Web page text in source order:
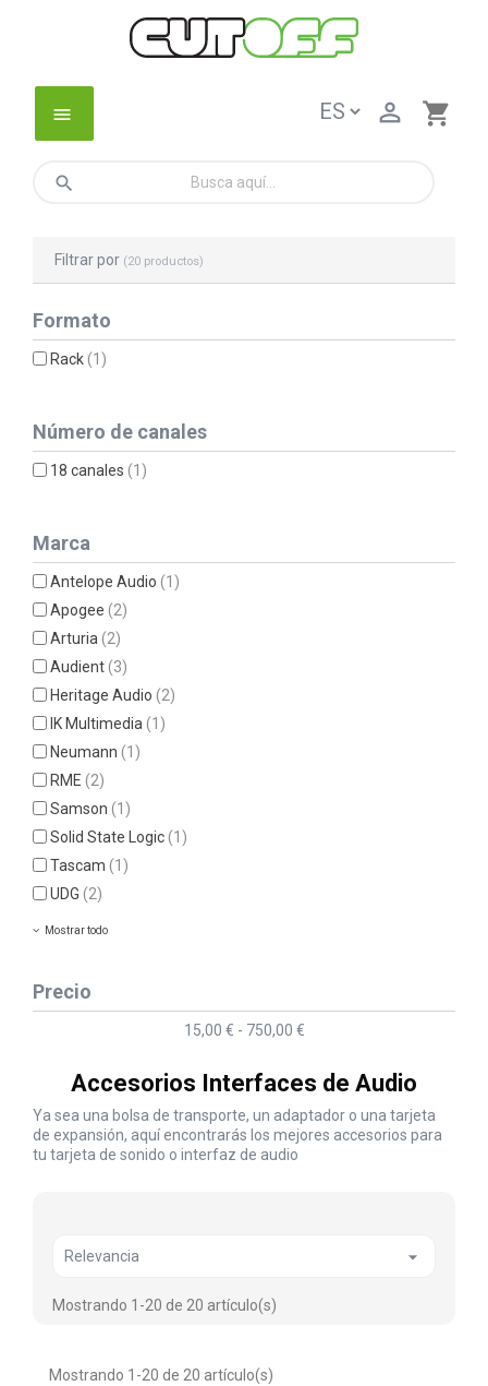
menu shopping_cart

search
Filtrar por (20 productos)
Formato
Rack(1)
Número de canales
18 canales(1)
Marca
Antelope Audio(1)
Apogee(2)
Arturia(2)
Audient(3)
Heritage Audio(2)
IK Multimedia(1)
Neumann(1)
RME(2)
Samson(1)
Solid State Logic(1)
Tascam(1)
UDG(2)
Mostrar todo
Precio
15,00 € - 750,00 €
Accesorios Interfaces de Audio
Ya sea una bolsa de transporte, un adaptador o una tarjeta
de expansión, aquí encontrarás los mejores accesorios para
tu tarjeta de sonido o interfaz de audio
Relevancia 
Mostrando 1-20 de 20 artículo(s)
Mostrando 1-20 de 20 artículo(s)